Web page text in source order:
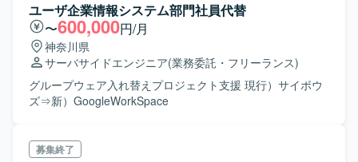
ユーザ企業情報システム部門社員代替
〜600,000円/月
神奈川県
サーバサイドエンジニア(業務委託・フリーランス)
グループウェア入れ替えプロジェクト支援 現行）サイボウ
ズ⇒新）GoogleWorkSpace
募集終了